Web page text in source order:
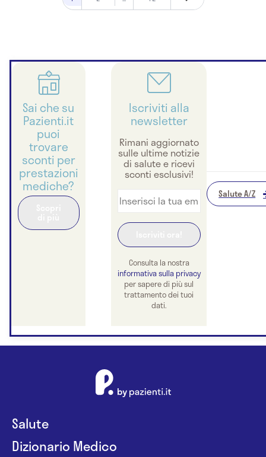
Sai che su
Pazienti.it
puoi
trovare
sconti per
prestazioni
mediche?
Iscriviti alla
newsletter
Rimani aggiornato
sulle ultime notizie
di salute e ricevi
sconti esclusivi!
Consulta la nostra
informativa sulla privacy
per sapere di più sul
trattamento dei tuoi
dati.
Salute A/Z
Salute
Dizionario Medico